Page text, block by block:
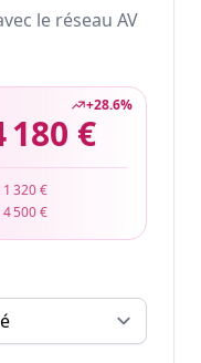
le réseau AV
+28.6%
180 €
1 320 €
4 500 €